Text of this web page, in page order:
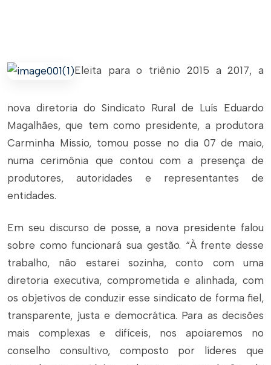
Eleita para o triênio 2015 a 2017, a
nova diretoria do Sindicato Rural de Luís Eduardo
Magalhães, que tem como presidente, a produtora
Carminha Missio, tomou posse no dia 07 de maio,
numa cerimônia que contou com a presença de
produtores, autoridades e representantes de
entidades.
Em seu discurso de posse, a nova presidente falou
sobre como funcionará sua gestão. “À frente desse
trabalho, não estarei sozinha, conto com uma
diretoria executiva, comprometida e alinhada, com
os objetivos de conduzir esse sindicato de forma fiel,
transparente, justa e democrática. Para as decisões
mais complexas e difíceis, nos apoiaremos no
conselho consultivo, composto por líderes que